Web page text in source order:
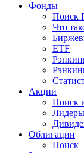
Фонды
Поиск
Что
ETF
Акции
Поиск
Облигации
Поиск